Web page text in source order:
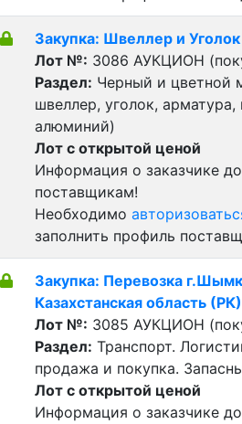
Закупка: Швеллер и Уголок
Лот №: 3086 АУКЦИОН
Раздел: Черный и цветной
швеллер, уголок,
алюминий)
Лот с открытой ценой
Информация о заказчике
поставщикам!
Необходимо
заполнить профиль
Закупка: Перевозка
Казахстанская область (РК)
Лот №: 3085 АУКЦИОН
Раздел: Транспорт.
продажа и покупка.
Лот с открытой ценой
Информация о заказчике